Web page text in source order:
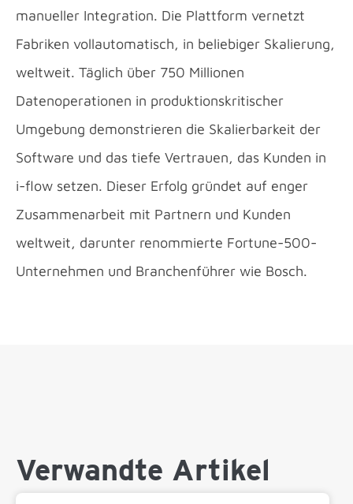
manueller Integration. Die Plattform vernetzt
Fabriken vollautomatisch, in beliebiger Skalierung,
weltweit. Täglich über 750 Millionen
Datenoperationen in produktionskritischer
Umgebung demonstrieren die Skalierbarkeit der
Software und das tiefe Vertrauen, das Kunden in
i-flow setzen. Dieser Erfolg gründet auf enger
Zusammenarbeit mit Partnern und Kunden
weltweit, darunter renommierte Fortune-500-
Unternehmen und Branchenführer wie Bosch.
Verwandte Artikel